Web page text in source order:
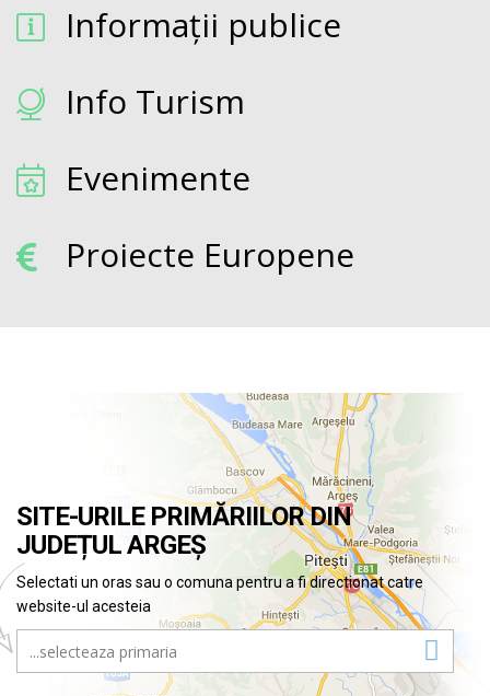
Informații publice
Info Turism
Evenimente
Proiecte Europene
SITE-URILE PRIMĂRIILOR DIN
JUDEȚUL ARGEȘ
Selectati un oras sau o comuna pentru a fi directionat catre
website-ul acesteia